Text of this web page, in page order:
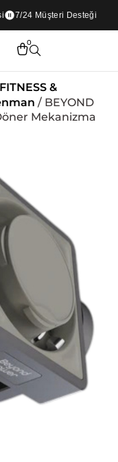
7/24 Müşteri Desteği
0
FITNESS &
/ BEYOND
Mekanizma